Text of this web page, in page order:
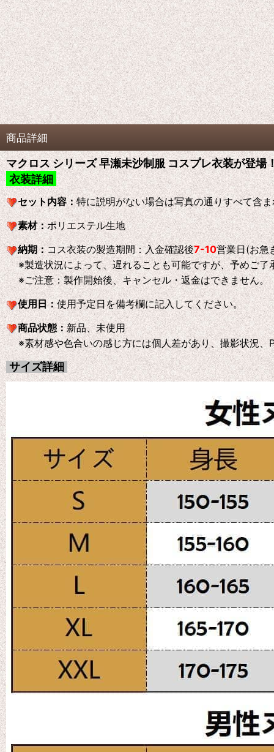
商品詳細
マクロス シリーズ 早瀬未沙制服 コスプレ衣装が登場
衣装詳細
セット内容：特に説明がない場合は写真の通りすべて含
素材：ポリエステル生地
納期：コス衣装の製造期間：入金確認後7-10営業日(お急
※製造状況によって、遅れることも可能ですが、予めご了
※ご注意：製作開始後、キャンセル・返金はできません。
使用日：使用予定日を備考欄に記入してください。
商品状態：新品、未使用
※素材感や色合いの感じ方には個人差があり、撮影状況、
サイズ詳細